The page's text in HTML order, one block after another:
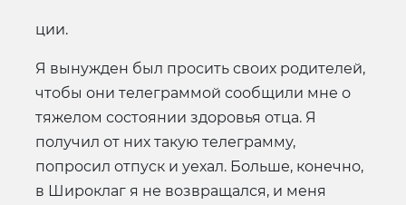
ции.
Я вынужден был просить своих родителей,
чтобы они телеграммой сообщили мне о
тяжелом состоянии здоровья отца. Я
получил от них такую телеграмму,
попросил отпуск и уехал. Больше, конечно,
в Широклаг я не возвращался, и меня